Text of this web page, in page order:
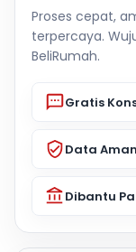
Proses cepat,
terpercaya.
BeliRumah.
Gratis
Data Aman
Dibantu